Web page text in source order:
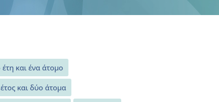
και ένα άτομο
και δύο άτομα